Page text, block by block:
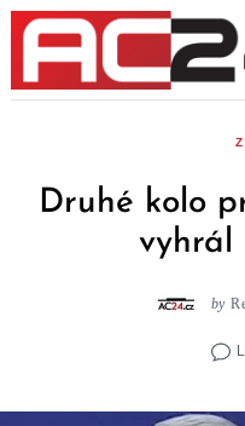
Skip
content
Druhé kolo
vyhrál
by